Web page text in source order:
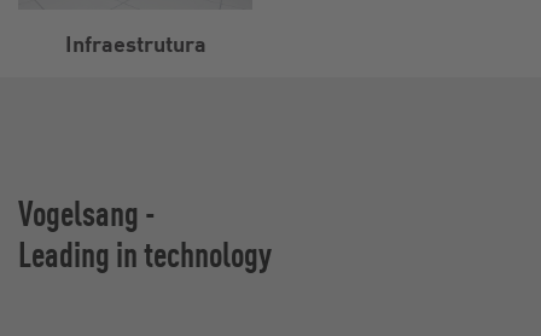
Infraestrutura
Vogelsang -
Leading in technology